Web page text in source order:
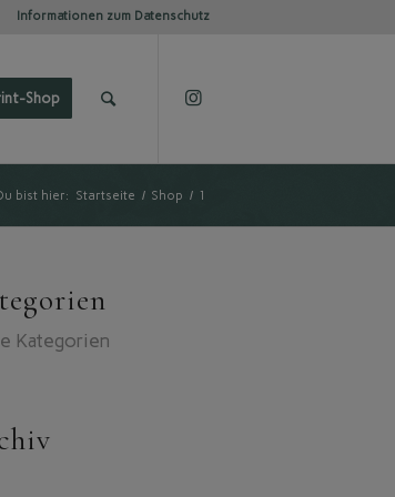
Informationen zum Datenschutz
Shop
bist hier: Startseite / Shop / 1
Kategorien